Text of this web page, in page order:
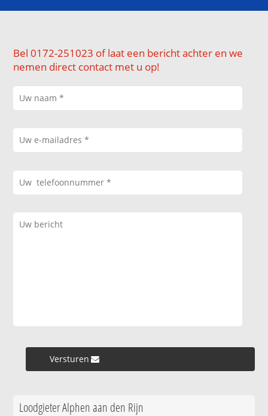
Bel 0172-251023 of laat een bericht achter en we
nemen direct contact met u op!
Versturen »
Loodgieter Alphen aan den Rijn